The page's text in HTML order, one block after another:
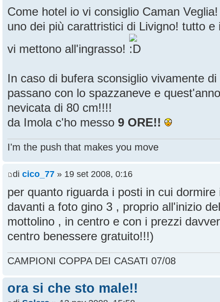
Come hotel io vi consiglio Caman
uno dei più carattristici di Livigno! tutto
vi mettono all'ingrasso!
In caso di bufera sconsiglio vivamente
passano con lo spazzaneve e
nevicata di 80 cm!!!!
da Imola c'ho messo 9 ORE!!
I'm the push that makes you move
di cico_77 » 19 set 2008, 0:16
per quanto riguarda i posti in cui
davanti a foto gino 3 , proprio all'inizio
mottolino , in centro e con i prezzi
centro benessere gratuito!!!)
CAMPIONI COPPA DEI CASATI 07/08
ora si che sto male!!